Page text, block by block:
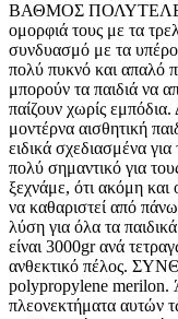
ΒΑΘΜΟΣ
ομορφιά τους με τα
συνδυασμό με τα
πολύ πυκνό και απαλό
μπορούν τα παιδιά να
παίζουν χωρίς
μοντέρνα αισθητική
ειδικά σχεδιασμένα
πολύ σημαντικό για
ξεχνάμε, ότι ακόμη
να καθαριστεί από
λύση για όλα τα
είναι 3000gr ανά
ανθεκτικό πέλος.
polypropylene merilon.
πλεονεκτήματα αυτών